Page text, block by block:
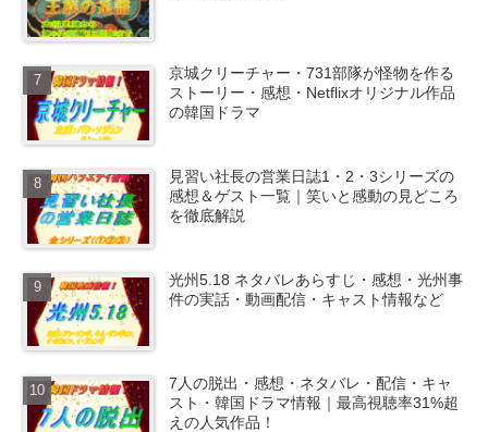
京城クリーチャー・731部隊が怪物を作る
ストーリー・感想・Netflixオリジナル作品
の韓国ドラマ
見習い社長の営業日誌1・2・3シリーズの
感想＆ゲスト一覧｜笑いと感動の見どころ
を徹底解説
光州5.18 ネタバレあらすじ・感想・光州事
件の実話・動画配信・キャスト情報など
7人の脱出・感想・ネタバレ・配信・キャ
スト・韓国ドラマ情報｜最高視聴率31%超
えの人気作品！